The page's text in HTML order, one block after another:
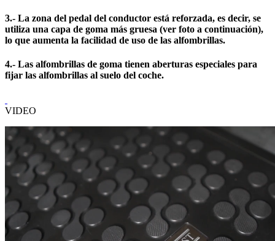
3.- La zona del pedal del conductor está reforzada, es decir, se
utiliza una capa de goma más gruesa (ver foto a continuación),
lo que aumenta la facilidad de uso de las alfombrillas.
4.- Las alfombrillas de goma tienen aberturas especiales para
fijar las alfombrillas al suelo del coche.
VIDEO